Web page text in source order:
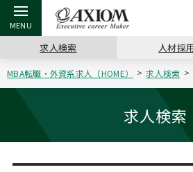
戻る
アクシアムの特長
サービス案内
戻る
キャリア支援 TOP
キャリアデザイン講座
（最新求人市場動向）
戻る
転職ツール TOP
英文レジュメの書き方
戻る
転職コラム TOP
“展”職相談室
戻る
イベント・セミナー TOP
ジョブフェア
戻る
会社概要 TOP
沿革
求人検索 人材採
MBA転職・外資系求人（HOME） 求人検索
求人検索